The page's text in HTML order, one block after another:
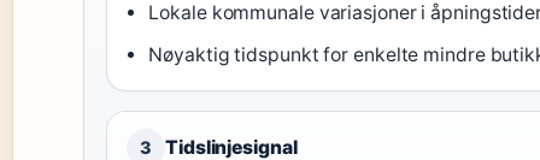
Lokale kommunale variasjoner i
Nøyaktig tidspunkt for enkelte mindre
3 Tidslinjesignal